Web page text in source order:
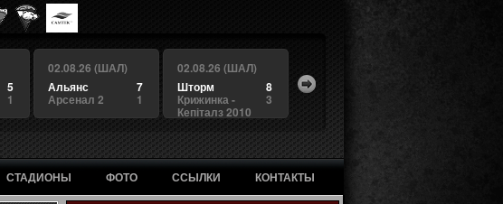
5
1
02.08.26 (ШАЛ)
7
Альянс
1
Арсенал 2
02.08.26 (ШАЛ)
8
Шторм
3
Крижинка -
Кепіталз 2010
СТАДИОНЫ ФОТО ССЫЛКИ КОНТАКТЫ